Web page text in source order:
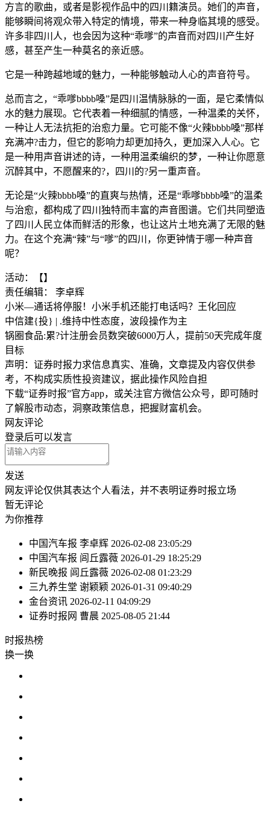
方言的歌曲，或者是影视作品中的四川籍演员。她们的声音，
能够瞬间将观众带入特定的情境，带来一种身临其境的感受。
许多非四川人，也会因为这种“乖嗲”的声音而对四川产生好
感，甚至产生一种莫名的亲近感。
它是一种跨越地域的魅力，一种能够触动人心的声音符号。
总而言之，“乖嗲bbbb嗓”是四川温情脉脉的一面，是它柔情似
水的魅力展现。它代表着一种细腻的情感，一种温柔的关怀，
一种让人无法抗拒的治愈力量。它可能不像“火辣bbbb嗓”那样
充满冲?击力，但它的影响力却更加持久，更加深入人心。它
是一种用声音讲述的诗，一种用温柔编织的梦，一种让你愿意
沉醉其中，不愿醒来的?，四川的?另一重声音。
无论是“火辣bbbb嗓”的直爽与热情，还是“乖嗲bbbb嗓”的温柔
与治愈，都构成了四川独特而丰富的声音图谱。它们共同塑造
了四川人民立体而鲜活的形象，也让这片土地充满了无限的魅
力。在这个充满“辣”与“嗲”的四川，你更钟情于哪一种声音
呢？
活动：【】
责任编辑： 李卓辉
小米—通话将停服！小米手机还能打电话吗？王化回应
中信建{投} | .维持中性态度，波段操作为主
锅圈食品:累?计注册会员数突破6000万人，提前50天完成年度
目标
声明：证券时报力求信息真实、准确，文章提及内容仅供参
考，不构成实质性投资建议，据此操作风险自担
下载“证券时报”官方app，或关注官方微信公众号，即可随时
了解股市动态，洞察政策信息，把握财富机会。
网友评论
登录后可以发言
发送
网友评论仅供其表达个人看法，并不表明证券时报立场
暂无评论
为你推荐
中国汽车报 李卓辉 2026-02-08 23:05:29
中国汽车报 闾丘露薇 2026-01-29 18:25:29
新民晚报 闾丘露薇 2026-02-08 01:23:29
三九养生堂 谢颖颖 2026-01-31 09:40:29
金台资讯 2026-02-11 04:09:29
证券时报网 曹晨 2025-08-05 21:44
时报热榜
换一换